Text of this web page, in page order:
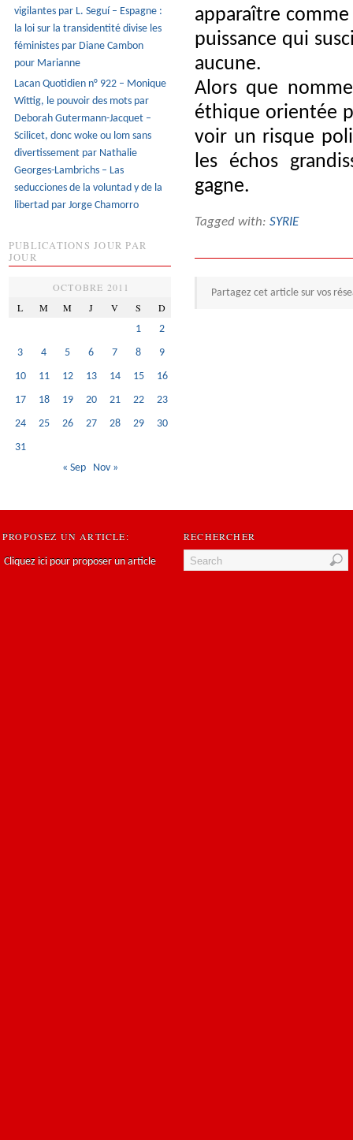
apparaître
puissance qui
aucune.
Alors que
éthique orientée
voir un risque
les échos
gagne.
Tagged with: SYRIE
Partagez cet article sur vos
vigilantes par L. Seguí – Espagne :
la loi sur la transidentité divise les
féministes par Diane Cambon
pour Marianne
Lacan Quotidien n° 922 – Monique
Wittig, le pouvoir des mots par
Deborah Gutermann-Jacquet –
Scilicet, donc woke ou lom sans
divertissement par Nathalie
Georges-Lambrichs – Las
seducciones de la voluntad y de la
libertad par Jorge Chamorro
PUBLICATIONS JOUR PAR
JOUR
OCTOBRE 2011
L
M M J V S D
1
2
3
4 5 6 7 8
9
10
11 12 13 14 15
16
17
18 19 20 21 22
23
24
25 26 27 28 29
30
31
« Sep
Nov »
PROPOSEZ UN ARTICLE:
Cliquez ici pour proposer un article
RECHERCHER